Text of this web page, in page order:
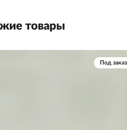
товары
Под заказ